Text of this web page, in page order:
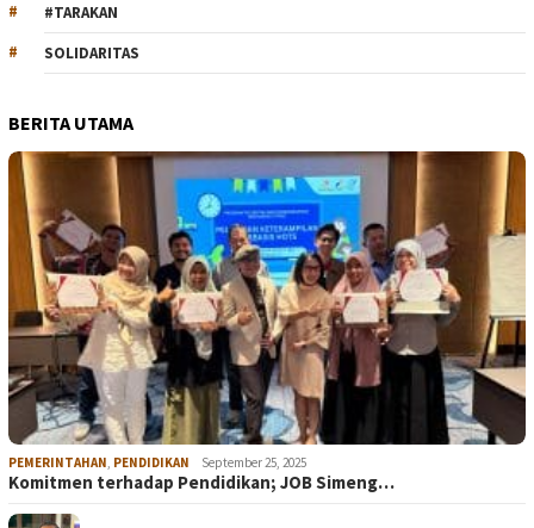
#TARAKAN
SOLIDARITAS
BERITA UTAMA
PEMERINTAHAN PENDIDIKAN September 25, 2025
Komitmen terhadap Pendidikan; JOB Simeng…